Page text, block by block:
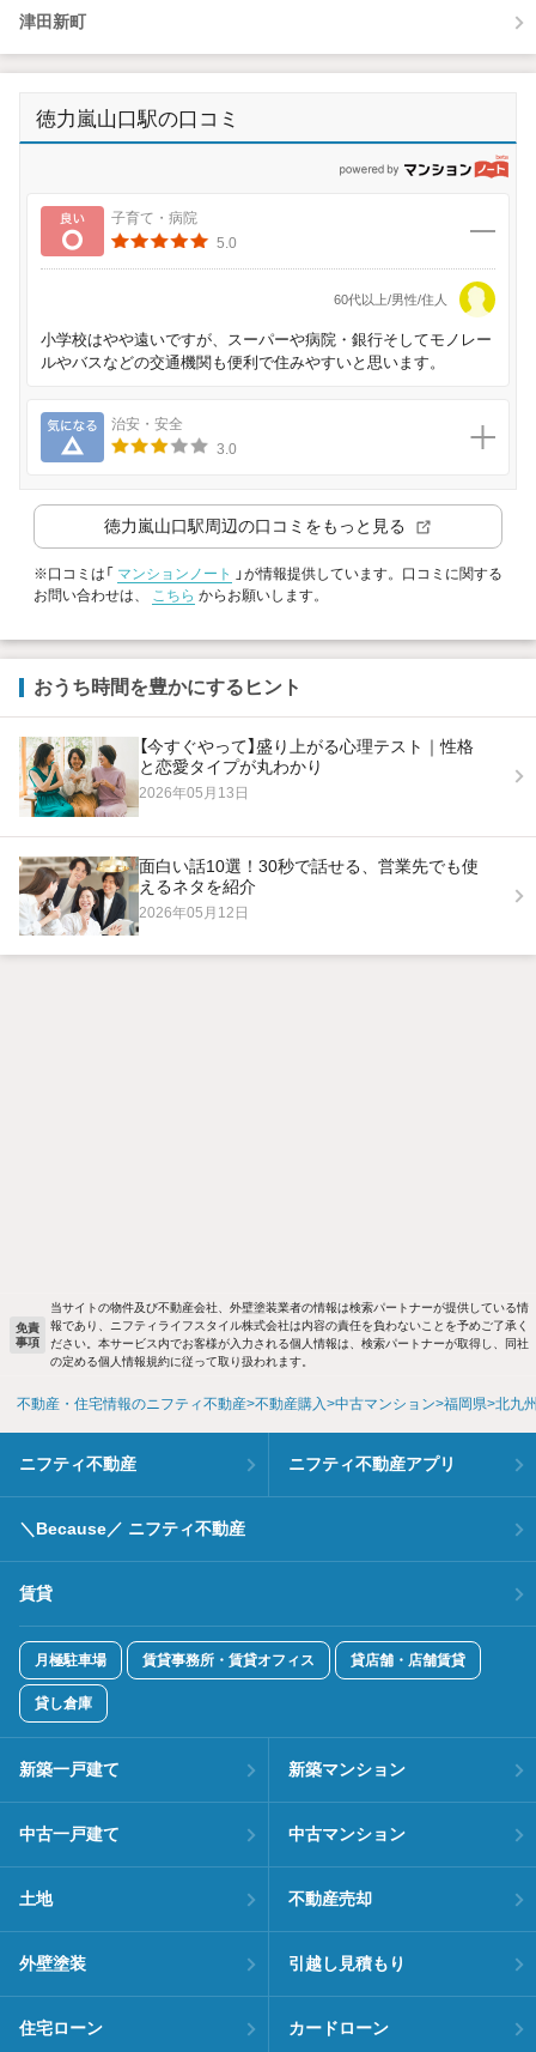
津田新町
徳力嵐山口駅の口コミ
良い
子育て・病院
5.0
60代以上/男性/住人
小学校はやや遠いですが、スーパーや病院・銀行そしてモノレー
ルやバスなどの交通機関も便利で住みやすいと思います。
気になる
治安・安全
3.0
徳力嵐山口駅周辺の口コミをもっと見る
※口コミは「 マンションノート
」が情報提供しています。口コミに関する
お問い合わせは、 こちら からお願いします。
おうち時間を豊かにするヒント
【今すぐやって】盛り上がる心理テスト｜性格
と恋愛タイプが丸わかり
2026年05月13日
面白い話10選！30秒で話せる、営業先でも使
えるネタを紹介
2026年05月12日
免責
事項
当サイトの物件及び不動産会社、外壁塗装業者の情報は検索パートナーが提供している情
報であり、ニフティライフスタイル株式会社は内容の責任を負わないことを予めご了承く
ださい。本サービス内でお客様が入力される個人情報は、検索パートナーが取得し、同社
の定める個人情報規約に従って取り扱われます。
不動産・住宅情報のニフティ不動産 不動産購入 中古マンション 福岡県 北九
ニフティ不動産 ニフティ不動産アプリ
＼Because／ ニフティ不動産
賃貸
月極駐車場 賃貸事務所・賃貸オフィス 貸店舗・店舗賃貸
貸し倉庫
新築一戸建て 新築マンション
中古一戸建て 中古マンション
土地 不動産売却
外壁塗装 引越し見積もり
住宅ローン カードローン